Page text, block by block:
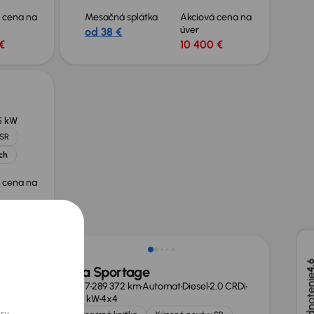
na
Mesačná splátka
od 38 €
Akciová cena na
úver
10 400 €
kW
na
Kia Sportage
2017289 372 kmAutomatDiesel2.0 CRDi
136 kW4x4